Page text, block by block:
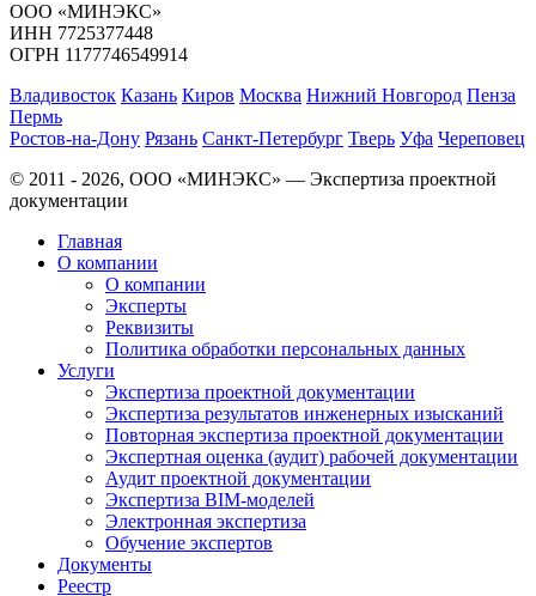
ООО «МИНЭКС»
ИНН 7725377448
ОГРН 1177746549914
Владивосток Казань Киров Москва Нижний Новгород Пенза
Пермь
Ростов-на-Дону Рязань Санкт-Петербург Тверь Уфа Череповец
© 2011 - 2026, ООО «МИНЭКС» — Экспертиза проектной
документации
Главная
О компании
О компании
Эксперты
Реквизиты
Политика обработки персональных данных
Услуги
Экспертиза проектной документации
Экспертиза результатов инженерных изысканий
Повторная экспертиза проектной документации
Экспертная оценка (аудит) рабочей документации
Аудит проектной документации
Экспертиза BIM-моделей
Электронная экспертиза
Обучение экспертов
Документы
Реестр